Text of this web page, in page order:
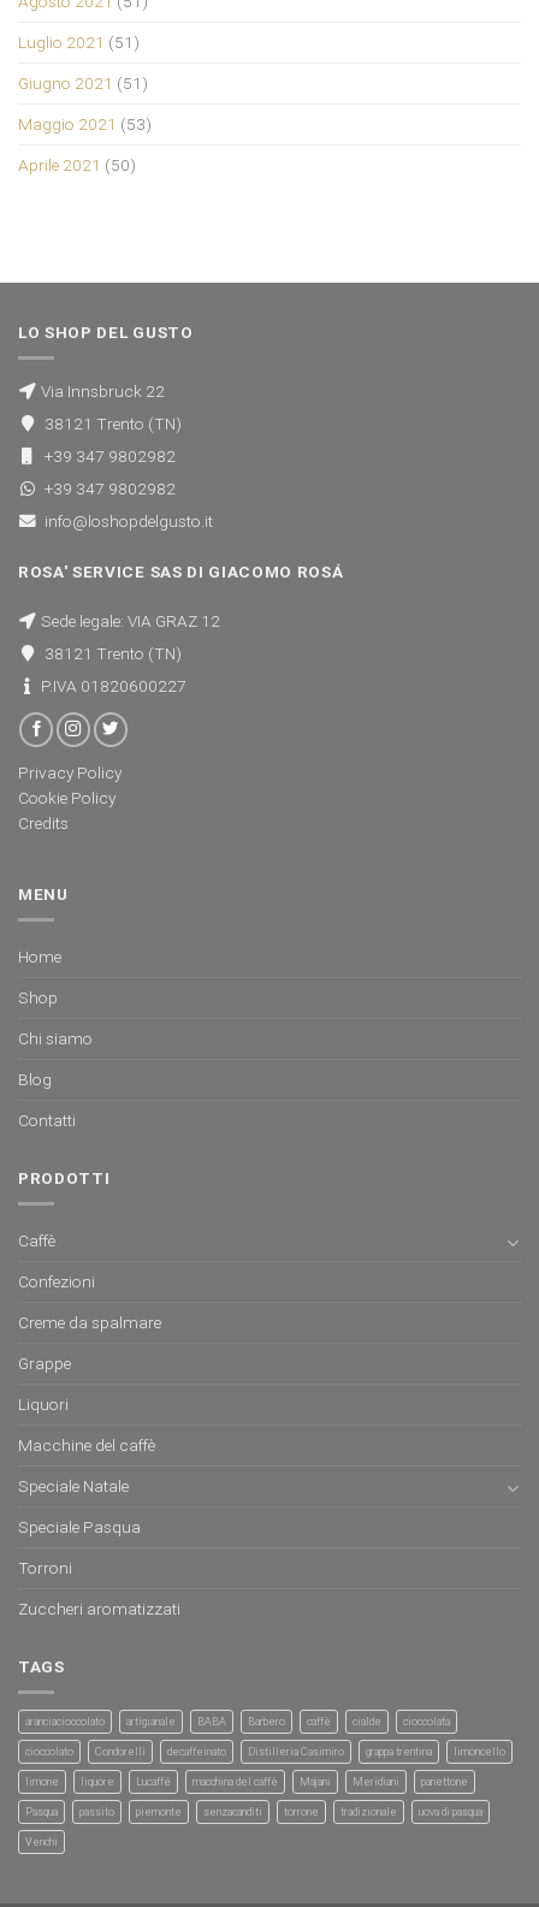
Luglio 2021 (51)
Giugno 2021 (51)
Maggio 2021 (53)
Aprile 2021 (50)
LO SHOP DEL GUSTO
Via Innsbruck 22
38121 Trento (TN)
+39 347 9802982
+39 347 9802982
info@loshopdelgusto.it
ROSA' SERVICE SAS DI GIACOMO ROSÁ
Sede legale: VIA GRAZ 12
38121 Trento (TN)
P.IVA 01820600227
Privacy Policy
Cookie Policy
Credits
MENU
Home
Shop
Chi siamo
Blog
Contatti
PRODOTTI
Caffè
Confezioni
Creme da spalmare
Grappe
Liquori
Macchine del caffè
Speciale Natale
Speciale Pasqua
Torroni
Zuccheri aromatizzati
TAGS
aranciacioccolato artigianale BABA Barbero caffè cialde cioccolata
cioccolato Condorelli decaffeinato Distilleria Casimiro grappa trentina limoncello
limone liquore Lucaffé macchina del caffè Majani Meridiani panettone
Pasqua passito piemonte senzacanditi torrone tradizionale uova di pasqua
Venchi